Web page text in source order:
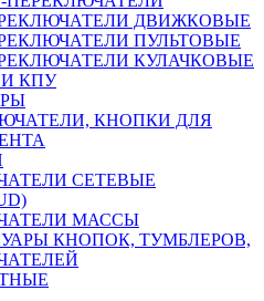
ДВИЖКОВЫЕ
ПУЛЬТОВЫЕ
КУЛАЧКОВЫЕ
КПУ
КНОПКИ ДЛЯ
СЕТЕВЫЕ
МАССЫ
КНОПОК, ТУМБЛЕРОВ,